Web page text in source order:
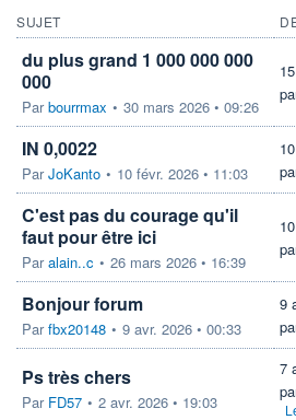
+ ALERTE +
SUJET
du plus grand 1 000 000 000
000
Parbourrmax • 30 mars 2026 • 09:26
IN 0,0022
ParJoKanto • 10 févr. 2026 • 11:03
C'est pas du courage qu'il
faut pour être ici
Paralain..c • 26 mars 2026 • 16:39
Bonjour forum
Parfbx20148 • 9 avr. 2026 • 00:33
9
Ps très chers
Par FD57 • 2 avr. 2026 • 19:03
7